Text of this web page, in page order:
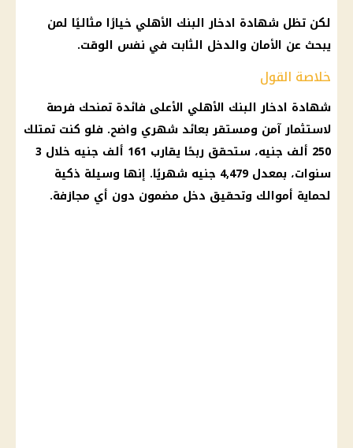
لكن تظل شهادة ادخار البنك الأهلي خيارًا مثاليًا لمن
يبحث عن الأمان والدخل الثابت في نفس الوقت.
خلاصة القول
شهادة ادخار البنك الأهلي الأعلى فائدة تمنحك فرصة
لاستثمار آمن ومستقر بعائد شهري واضح. فلو كنت تمتلك
250 ألف جنيه، ستحقق ربحًا يقارب 161 ألف جنيه خلال 3
سنوات، بمعدل 4,479 جنيه شهريًا. إنها وسيلة ذكية
لحماية أموالك وتحقيق دخل مضمون دون أي مجازفة.